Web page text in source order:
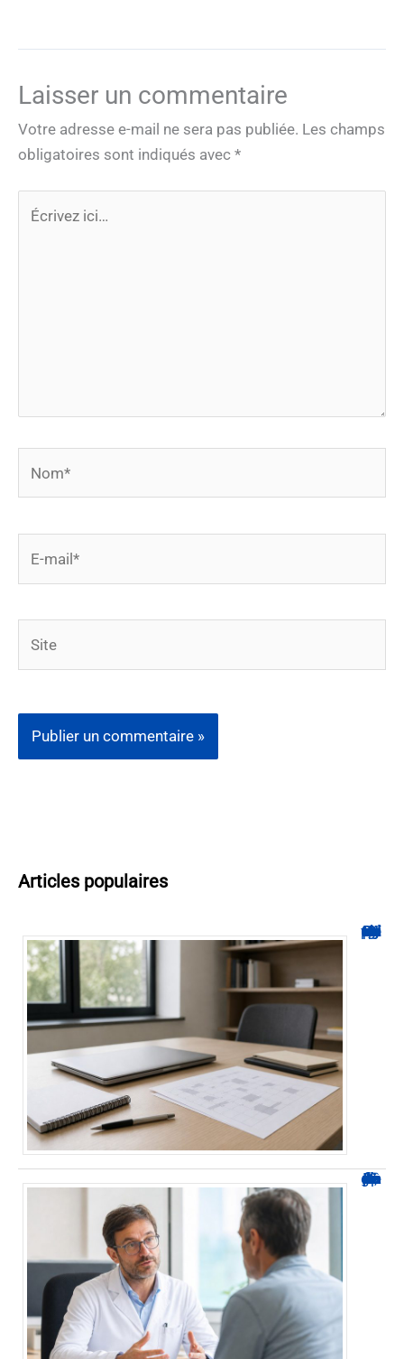
Laisser un commentaire
Votre adresse e-mail ne sera pas publiée. Les champs
obligatoires sont indiqués avec *
ici…
Articles populaires
Hyperplanning INSA CVL : comment suivre votre planning ?
Durée d’arrêt après un stent : des repères, pas une règle fixe